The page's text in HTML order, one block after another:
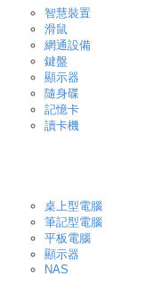
智慧裝置
滑鼠
網通設備
鍵盤
顯示器
隨身碟
記憶卡
讀卡機
桌上型電腦
筆記型電腦
平板電腦
顯示器
NAS